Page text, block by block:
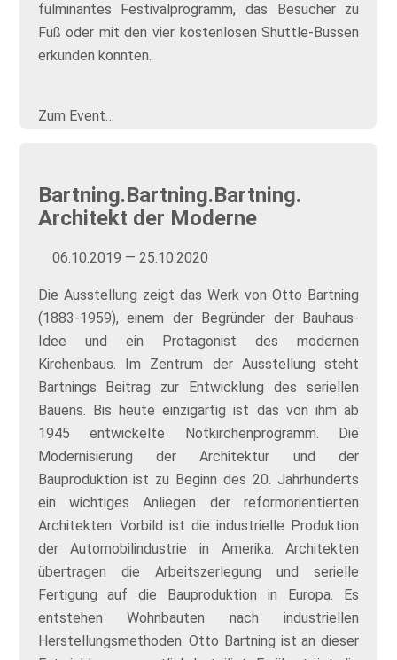
fulminantes Festivalprogramm, das Besucher zu
Fuß oder mit den vier kostenlosen Shuttle-Bussen
erkunden konnten.
Zum Event…
Bartning.Bartning.Bartning.
Architekt der Moderne
06.10.2019 — 25.10.2020
Die Ausstellung zeigt das Werk von Otto Bartning
(1883-1959), einem der Begründer der Bauhaus-
Idee und ein Protagonist des modernen
Kirchenbaus. Im Zentrum der Ausstellung steht
Bartnings Beitrag zur Entwicklung des seriellen
Bauens. Bis heute einzigartig ist das von ihm ab
1945 entwickelte Notkirchenprogramm. Die
Modernisierung der Architektur und der
Bauproduktion ist zu Beginn des 20. Jahrhunderts
ein wichtiges Anliegen der reformorientierten
Architekten. Vorbild ist die industrielle Produktion
der Automobilindustrie in Amerika. Architekten
übertragen die Arbeitszerlegung und serielle
Fertigung auf die Bauproduktion in Europa. Es
entstehen Wohnbauten nach industriellen
Herstellungsmethoden. Otto Bartning ist an dieser